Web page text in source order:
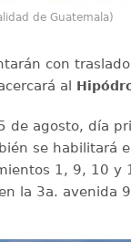
de Guatemala)
con
al
de agosto, día
se habilitará
1, 9, 10 y
la 3a. avenida